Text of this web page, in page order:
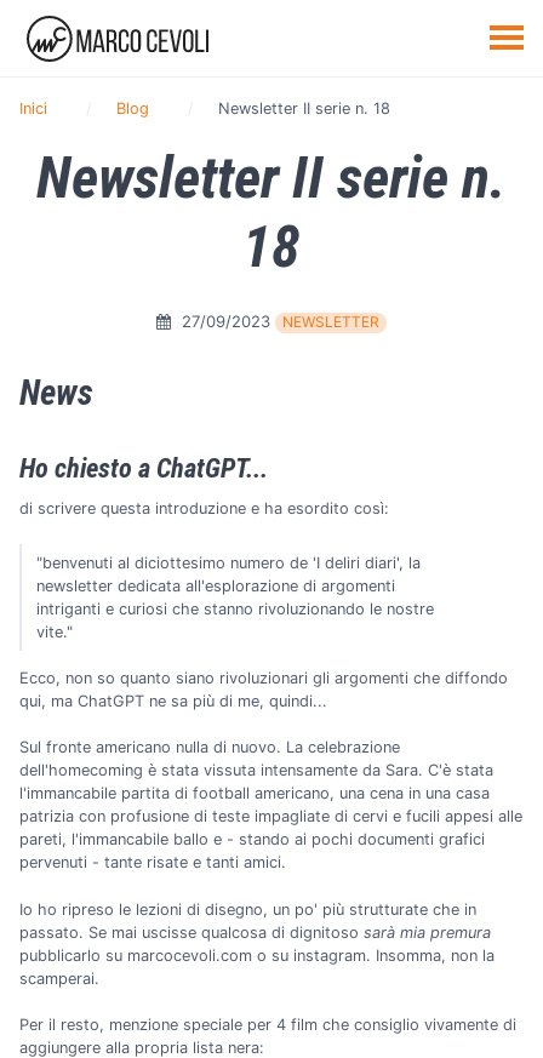
Inici Blog Newsletter II serie n. 18
Newsletter II serie n.
18
27/09/2023 NEWSLETTER
News
Ho chiesto a ChatGPT...
di scrivere questa introduzione e ha esordito così:
"benvenuti al diciottesimo numero de 'I deliri diari', la
newsletter dedicata all'esplorazione di argomenti
intriganti e curiosi che stanno rivoluzionando le nostre
vite."
Ecco, non so quanto siano rivoluzionari gli argomenti che diffondo
qui, ma ChatGPT ne sa più di me, quindi...
Sul fronte americano nulla di nuovo. La celebrazione
dell'homecoming è stata vissuta intensamente da Sara. C'è stata
l'immancabile partita di football americano, una cena in una casa
patrizia con profusione di teste impagliate di cervi e fucili appesi alle
pareti, l'immancabile ballo e - stando ai pochi documenti grafici
pervenuti - tante risate e tanti amici.
Io ho ripreso le lezioni di disegno, un po' più strutturate che in
passato. Se mai uscisse qualcosa di dignitoso sarà mia premura
pubblicarlo su marcocevoli.com o su instagram. Insomma, non la
scamperai.
Per il resto, menzione speciale per 4 film che consiglio vivamente di
aggiungere alla propria lista nera: